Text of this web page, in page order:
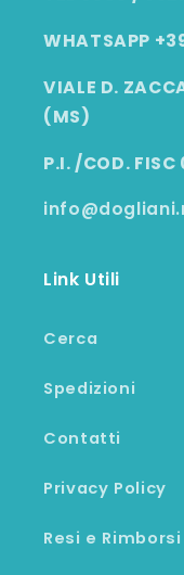
WHATSAPP
VIALE D.
(MS)
P.I. /COD.
Link Utili
Cerca
Spedizioni
Contatti
Privacy Policy
Resi e Rimborsi